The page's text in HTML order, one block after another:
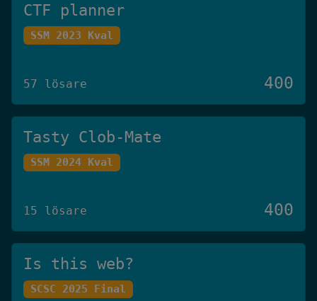
CTF planner
SSM 2023 Kval
57 lösare 400
Tasty Clob-Mate
SSM 2024 Kval
15 lösare 400
Is this web?
SCSC 2025 Final